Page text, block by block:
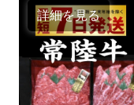
詳細を見る